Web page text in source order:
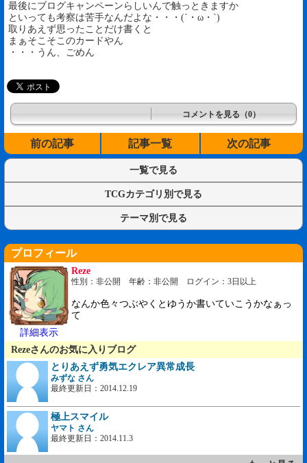
最後にブログキャンペーンらしいんで触っときますか
といっても考察は苦手なんだよな・・・(´・ω・`)
取りあえず思ったことだけ書くと
まぁそこそこのカードやん
・・・うん、ごめん
コメントを見る（0）
前の記事 記事一覧 次の記事
一覧で見る
TCGカテゴリ別で見る
テーマ別で見る
プロフィール
詳細表示
Reze
性別：非公開 年齢：非公開 ログイン：3日以上
なんか色々つぶやくとゆうか書いていこうかなぁっ
て
Rezeさんのお気に入りブログ
とりあえず勇気エクレア異常成長
みずな さん
最終更新日：2014.12.19
極上スマイル
ヤマト さん
最終更新日：2014.11.3